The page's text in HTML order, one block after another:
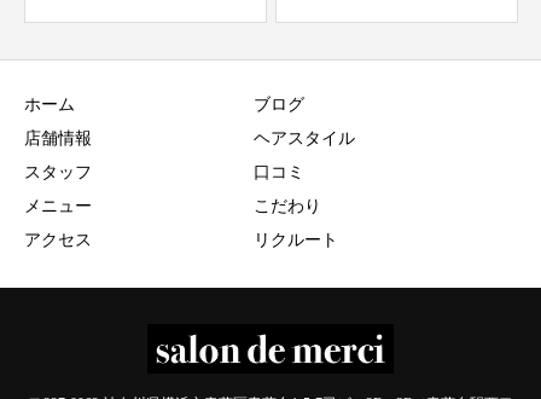
ホーム
店舗情報
スタッフ
メニュー
アクセス
ブログ
ヘアスタイル
口コミ
こだわり
リクルート